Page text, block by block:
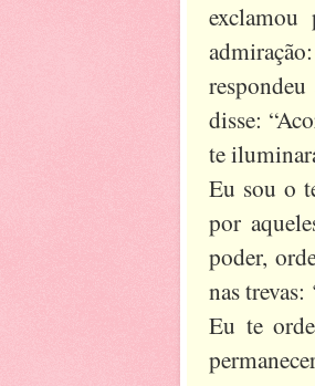
disse:
te
Eu sou o
por
poder,
nas
Eu te